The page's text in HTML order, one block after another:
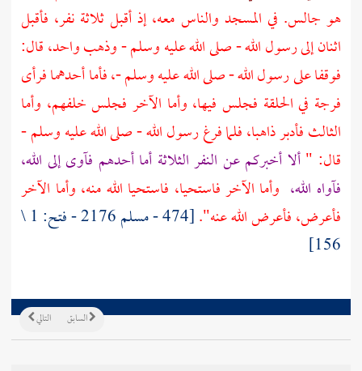
هو جالس. في المسجد والناس معه، إذ أقبل ثلاثة نفر، فأقبل
اثنان إلى رسول الله - صلى الله عليه وسلم - وذهب واحد، قال:
فوقفا على رسول الله - صلى الله عليه وسلم -، فأما أحدهما فرأى
فرجة في الحلقة فجلس فيها، وأما الآخر فجلس خلفهم، وأما
الثالث فأدبر ذاهبا، فلما فرغ رسول الله - صلى الله عليه وسلم -
قال: "ألا أخبركم عن النفر الثلاثة أما أحدهم فآوى إلى الله،
فآواه الله، وأما الآخر فاستحيا، فاستحيا الله منه، وأما الآخر
فأعرض، فأعرض الله عنه".
[474 - مسلم 2176 - فتح: 1 \
156]
التالي السابق